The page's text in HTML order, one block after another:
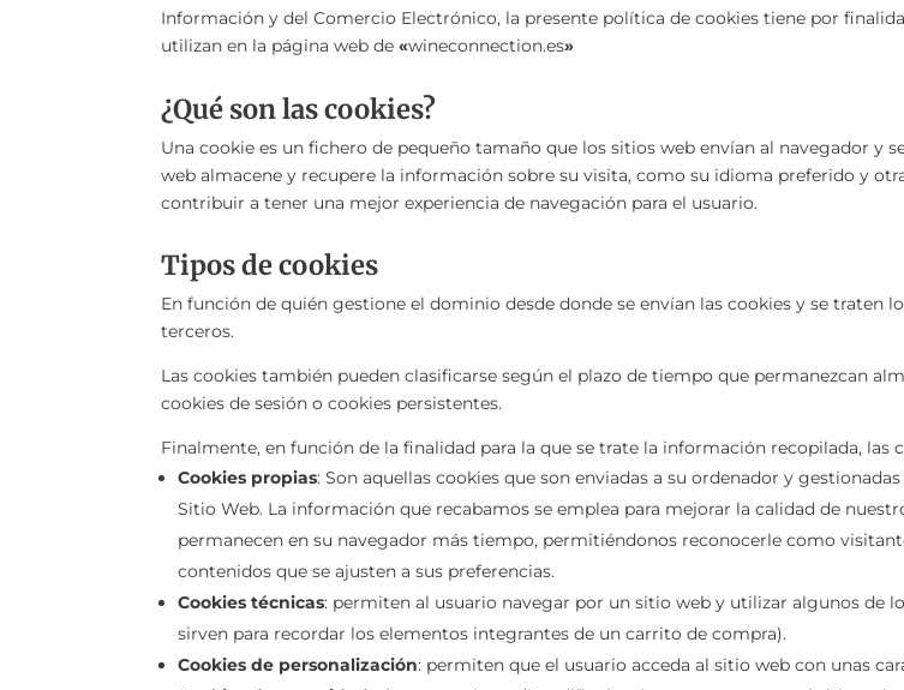
Información y del Comercio Electrónico, la presente política de cookies tiene por
utilizan en la página web de«wineconnection.es»
¿Qué son las cookies?
Una cookie es un fichero de pequeño tamaño que los sitios web envían al navegador y
web almacene y recupere la información sobre su visita, como su idioma preferido y
contribuir a tener una mejor experiencia de navegación para el usuario.
Tipos de cookies
En función de quién gestione el dominio desde donde se envían las cookies y se traten
terceros.
Las cookies también pueden clasificarse según el plazo de tiempo que permanezcan
cookies de sesión o cookies persistentes.
Finalmente, en función de la finalidad para la que se trate la información recopilada, las
Cookies propias: Son aquellas cookies que son enviadas a su ordenador y
Sitio Web. La información que recabamos se emplea para mejorar la calidad de
permanecen en su navegador más tiempo, permitiéndonos reconocerle como
contenidos que se ajusten a sus preferencias.
Cookies técnicas: permiten al usuario navegar por un sitio web y utilizar algunos de
sirven para recordar los elementos integrantes de un carrito de compra).
Cookies de personalización: permiten que el usuario acceda al sitio web con unas